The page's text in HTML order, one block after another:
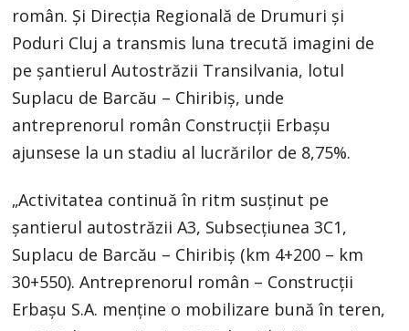
român. Și Direcția Regională de Drumuri și
Poduri Cluj a transmis luna trecută imagini de
pe șantierul Autostrăzii Transilvania, lotul
Suplacu de Barcău – Chiribiș, unde
antreprenorul român Construcții Erbașu
ajunsese la un stadiu al lucrărilor de 8,75%.
„Activitatea continuă în ritm susținut pe
șantierul autostrăzii A3, Subsecțiunea 3C1,
Suplacu de Barcău – Chiribiș (km 4+200 – km
30+550). Antreprenorul român – Construcții
Erbașu S.A. menține o mobilizare bună în teren,